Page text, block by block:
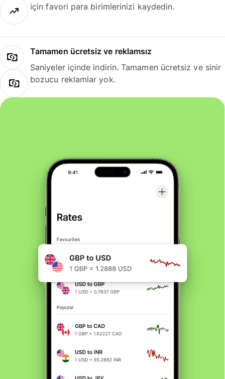
için favori para birimlerinizi kaydedin.
Tamamen ücretsiz ve reklamsız
Saniyeler içinde indirin. Tamamen ücretsiz ve sinir
bozucu reklamlar yok.